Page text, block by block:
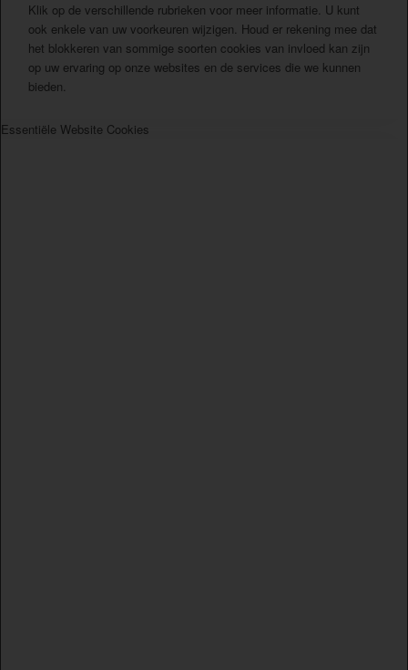
Klik op de verschillende rubrieken voor meer informatie. U kunt
ook enkele van uw voorkeuren wijzigen. Houd er rekening mee dat
het blokkeren van sommige soorten cookies van invloed kan zijn
op uw ervaring op onze websites en de services die we kunnen
bieden.
Essentiële Website Cookies